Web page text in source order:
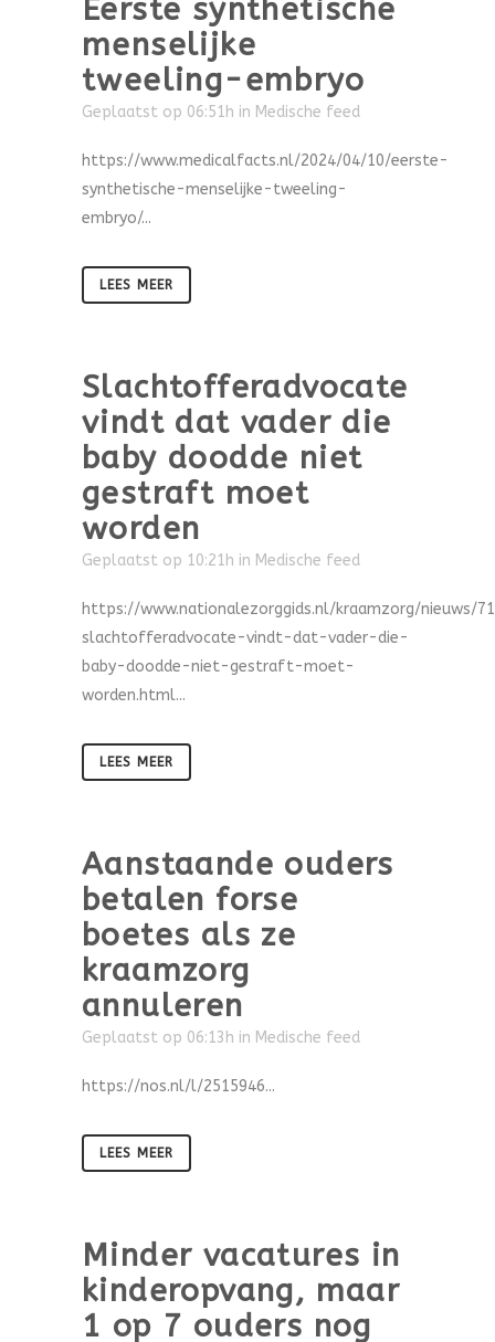
Eerste synthetische
menselijke
tweeling-embryo
Geplaatst op 06:51h in Medische feed
https://www.medicalfacts.nl/2024/04/10/eerste-
synthetische-menselijke-tweeling-
embryo/...
LEES MEER
Slachtofferadvocate
vindt dat vader die
baby doodde niet
gestraft moet
worden
Geplaatst op 10:21h in Medische feed
https://www.nationalezorggids.nl/kraamzorg/nieuws/
slachtofferadvocate-vindt-dat-vader-die-
baby-doodde-niet-gestraft-moet-
worden.html...
LEES MEER
Aanstaande ouders
betalen forse
boetes als ze
kraamzorg
annuleren
Geplaatst op 06:13h in Medische feed
https://nos.nl/l/2515946...
LEES MEER
Minder vacatures in
kinderopvang, maar
1 op 7 ouders nog